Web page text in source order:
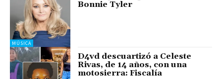
MÚSICA
Bonnie Tyler
D4vd descuartizó a Celeste
Rivas, de 14 años, con una
motosierra: Fiscalía